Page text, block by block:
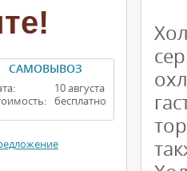
САМОВЫВОЗ
10 августа
бесплатно